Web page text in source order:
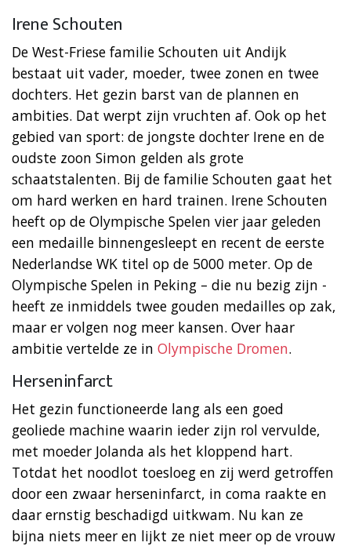
Irene Schouten
De West-Friese familie Schouten uit Andijk
bestaat uit vader, moeder, twee zonen en twee
dochters. Het gezin barst van de plannen en
ambities. Dat werpt zijn vruchten af. Ook op het
gebied van sport: de jongste dochter Irene en de
oudste zoon Simon gelden als grote
schaatstalenten. Bij de familie Schouten gaat het
om hard werken en hard trainen. Irene Schouten
heeft op de Olympische Spelen vier jaar geleden
een medaille binnengesleept en recent de eerste
Nederlandse WK titel op de 5000 meter. Op de
Olympische Spelen in Peking – die nu bezig zijn -
heeft ze inmiddels twee gouden medailles op zak,
maar er volgen nog meer kansen. Over haar
ambitie vertelde ze in Olympische Dromen.
Herseninfarct
Het gezin functioneerde lang als een goed
geoliede machine waarin ieder zijn rol vervulde,
met moeder Jolanda als het kloppend hart.
Totdat het noodlot toesloeg en zij werd getroffen
door een zwaar herseninfarct, in coma raakte en
daar ernstig beschadigd uitkwam. Nu kan ze
bijna niets meer en lijkt ze niet meer op de vrouw